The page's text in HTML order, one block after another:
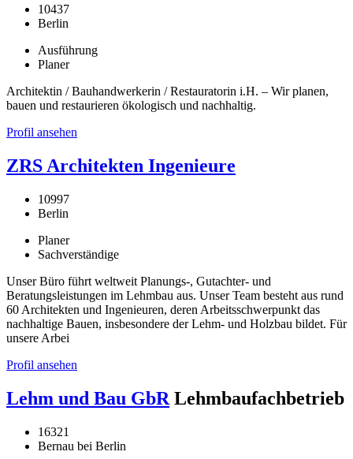
10437
Berlin
Ausführung
Planer
Architektin / Bauhandwerkerin / Restauratorin i.H. – Wir planen,
bauen und restaurieren ökologisch und nachhaltig.
Profil ansehen
ZRS Architekten Ingenieure
10997
Berlin
Planer
Sachverständige
Unser Büro führt weltweit Planungs-, Gutachter- und
Beratungsleistungen im Lehmbau aus. Unser Team besteht aus rund
60 Architekten und Ingenieuren, deren Arbeitsschwerpunkt das
nachhaltige Bauen, insbesondere der Lehm- und Holzbau bildet. Für
unsere Arbei
Profil ansehen
Lehm und Bau GbR Lehmbaufachbetrieb
16321
Bernau bei Berlin